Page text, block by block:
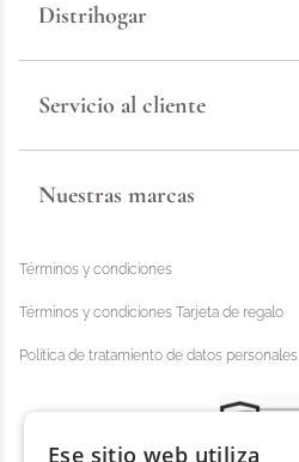
Distrihogar
Servicio al cliente
Nuestras marcas
Términos y condiciones
Términos y condiciones Tarjeta de regalo
Política de tratamiento de datos personales
Ese sitio web utiliza